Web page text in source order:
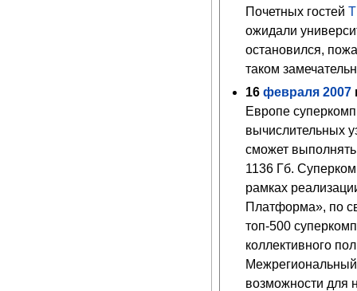
Почетных гостей
ожидали
остановился,
таком
16 февраля 2007
Европе
вычислительных
сможет
1136 Гб.
рамках
Платформа», по
топ-500
коллективного
возможности для